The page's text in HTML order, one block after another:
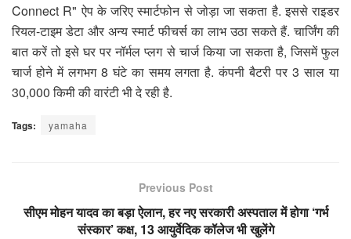
Connect R" ऐप के जरिए स्मार्टफोन से जोड़ा जा सकता है. इससे राइडर
रियल-टाइम डेटा और अन्य स्मार्ट फीचर्स का लाभ उठा सकते हैं. चार्जिंग की
बात करें तो इसे घर पर नॉर्मल प्लग से चार्ज किया जा सकता है, जिसमें फुल
चार्ज होने में लगभग 8 घंटे का समय लगता है. कंपनी बैटरी पर 3 साल या
30,000 किमी की वारंटी भी दे रही है.
Tags: yamaha
Previous Post
सीएम मोहन यादव का बड़ा ऐलान, हर नए सरकारी अस्पताल में होगा ‘गर्भ
संस्कार’ कक्ष, 13 आयुर्वेदिक कॉलेज भी खुलेंगे